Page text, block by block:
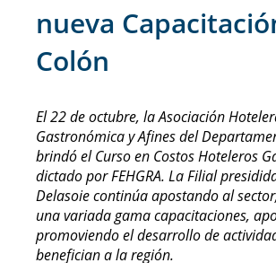
nueva
Colón
El 22 de octubre, la Asociación
Gastronómica y Afines del
brindó el Curso en Costos Hoteleros
dictado por FEHGRA. La Filial
Delasoie continúa apostando al
una variada gama capacitaciones,
promoviendo el desarrollo de
benefician a la región.